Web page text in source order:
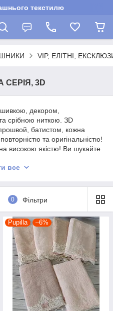
текстилю
VIP, ЕЛІТНІ,
СЕРІЯ, 3D
декором,
срібною ниткою. ЗD
батистом, кожна
та оригінальністю!
високою якістю! Ви шукайте
вироби цього бренду ,
все
0 Фільтри
Pupilla –6%